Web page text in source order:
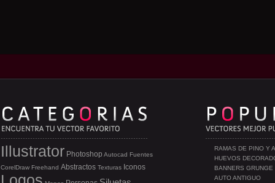
RAMAS DE PINO Y
HUEVOS
BANNERS GRUNGE
AUTO ANTIGUO
Illustrator Photoshop Autocad Fuentes
CorelDraw Freehand Abstractos Texturas Iconos